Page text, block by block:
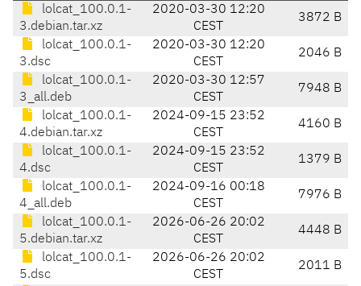
lolcat_100.0.1-
3.debian.tar.xz
2020-03-30 12:20
CEST
3872 B
lolcat_100.0.1-
3.dsc
2020-03-30 12:20
CEST
2046 B
lolcat_100.0.1-
3_all.deb
2020-03-30 12:57
CEST
7948 B
lolcat_100.0.1-
4.debian.tar.xz
2024-09-15 23:52
CEST
4160 B
lolcat_100.0.1-
4.dsc
2024-09-15 23:52
CEST
1379 B
lolcat_100.0.1-
4_all.deb
2024-09-16 00:18
CEST
7976 B
lolcat_100.0.1-
5.debian.tar.xz
2026-06-26 20:02
CEST
4448 B
lolcat_100.0.1-
5.dsc
2026-06-26 20:02
CEST
2011 B